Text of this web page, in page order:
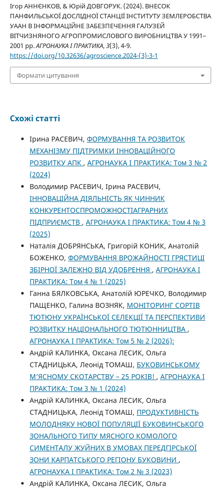
Ігор АННЄНКОВ, & Юрій ДОВГОРУК. (2024). ВНЕСОК
ПАНФИЛЬСЬКОЇ ДОСЛІДНОЇ СТАНЦІЇ ІНСТИТУТУ ЗЕМЛЕРОБСТВА
УААН В ІНФОРМАЦІЙНЕ ЗАБЕЗПЕЧЕННЯ ГАЛУЗЕЙ
ВІТЧИЗНЯНОГО АГРОПРОМИСЛОВОГО ВИРОБНИЦТВА У 1991–
2001 рр.АГРОНАУКА І ПРАКТИКА,3(3), 4-9.
https://doi.org/10.32636/agroscience.2024-(3)-3-1
Формати цитування
Схожі статті
Ірина РАСЕВИЧ, ФОРМУВАННЯ ТА РОЗВИТОК
МЕХАНІЗМУ ПІДТРИМКИ ІННОВАЦІЙНОГО
РОЗВИТКУ АПК , АГРОНАУКА І ПРАКТИКА: Том 3 № 2
(2024)
Володимир РАСЕВИЧ, Ірина РАСЕВИЧ,
ІННОВАЦІЙНА ДІЯЛЬНІСТЬ ЯК ЧИННИК
КОНКУРЕНТОСПРОМОЖНОСТІАГРАРНИХ
ПІДПРИЄМСТВ , АГРОНАУКА І ПРАКТИКА: Том 4 № 3
(2025)
Наталія ДОБРЯНСЬКА, Григорій КОНИК, Анатолій
БОЖЕНКО, ФОРМУВАННЯ ВРОЖАЙНОСТІ ГРЯСТИЦІ
ЗБІРНОЇ ЗАЛЕЖНО ВІД УДОБРЕННЯ , АГРОНАУКА І
ПРАКТИКА: Том 4 № 1 (2025)
Ганна БЯЛКОВСЬКА, Анатолій ЮРЕЧКО, Володимир
ПАЩЕНКО, Галина ВОЗНЯК, МОНІТОРИНГ СОРТІВ
ТЮТЮНУ УКРАЇНСЬКОЇ СЕЛЕКЦІЇ ТА ПЕРСПЕКТИВИ
РОЗВИТКУ НАЦІОНАЛЬНОГО ТЮТЮННИЦТВА ,
АГРОНАУКА І ПРАКТИКА: Том 5 № 2 (2026):
Андрій КАЛИНКА, Оксана ЛЕСИК, Ольга
СТАДНИЦЬКА, Леонід ТОМАШ, БУКОВИНСЬКОМУ
М’ЯСНОМУ СКОТАРСТВУ – 25 РОКІВ! , АГРОНАУКА І
ПРАКТИКА: Том 3 № 1 (2024)
Андрій КАЛИНКА, Оксана ЛЕСИК, Ольга
СТАДНИЦЬКА, Леонід ТОМАШ, ПРОДУКТИВНІСТЬ
МОЛОДНЯКУ НОВОЇ ПОПУЛЯЦІЇ БУКОВИНСЬКОГО
ЗОНАЛЬНОГО ТИПУ МЯСНОГО КОМОЛОГО
СИМЕНТАЛУ ЖУЙНИХ В УМОВАХ ПЕРЕДГІРСЬКОЇ
ЗОНИ КАРПАТСЬКОГО РЕГІОНУ БУКОВИНИ ,
АГРОНАУКА І ПРАКТИКА: Том 2 № 3 (2023)
Андрій КАЛИНКА, Оксана ЛЕСИК, Ольга